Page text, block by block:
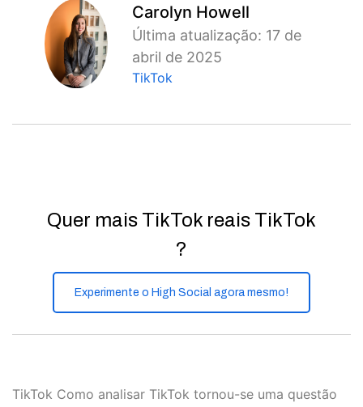
Carolyn Howell
Última atualização: 17 de
abril de 2025
TikTok
Quer mais TikTok reais TikTok
?
Experimente o High Social agora mesmo!
TikTok Como analisar TikTok tornou-se uma questão